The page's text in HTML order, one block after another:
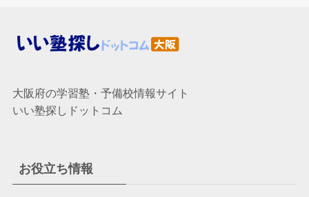
大阪府の学習塾・予備校情報サイト
いい塾探しドットコム
お役立ち情報